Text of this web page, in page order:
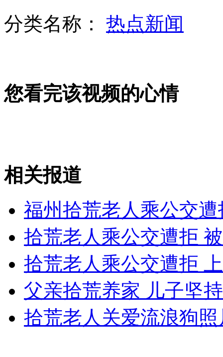
山西太原：10车连续追尾
小偷重伤 失主不堪警方逼赔自缢身亡
女孩北京地铁殴打老人 痛下狠手拳打脚踢
无痛分娩是否安全 医生回应
外交部：反对强权政治霸凌主义
安徽一实载49人客车翻车
分类名称： 热点新闻
您看完该视频的心情
相关报道
福州拾荒老人乘公交
拾荒老人乘公交遭拒
拾荒老人乘公交遭拒
父亲拾荒养家 儿子坚
拾荒老人关爱流浪狗